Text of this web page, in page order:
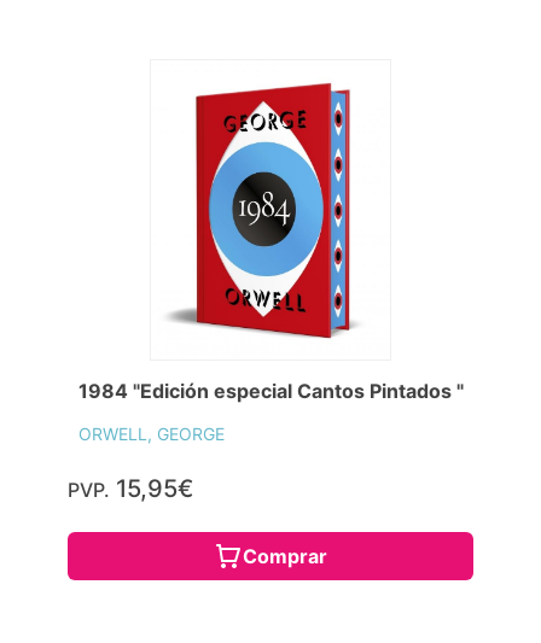
1984 "Edición especial Cantos Pintados "
ORWELL, GEORGE
PVP. 15,95€
Comprar